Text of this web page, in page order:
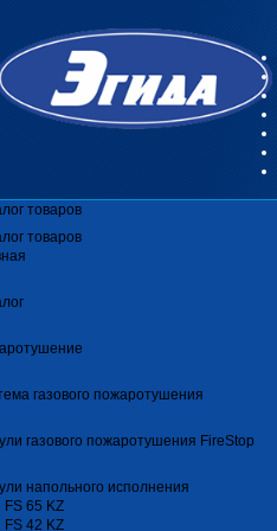
товаров
товаров
газового пожаротушения
газового пожаротушения FireStop
напольного исполнения
65 KZ
42 KZ